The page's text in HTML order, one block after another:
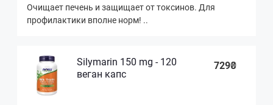
Очищает печень и защищает от токсинов. Для
профилактики вполне норм! ..
Silymarin 150 mg - 120
веган капс
729₴